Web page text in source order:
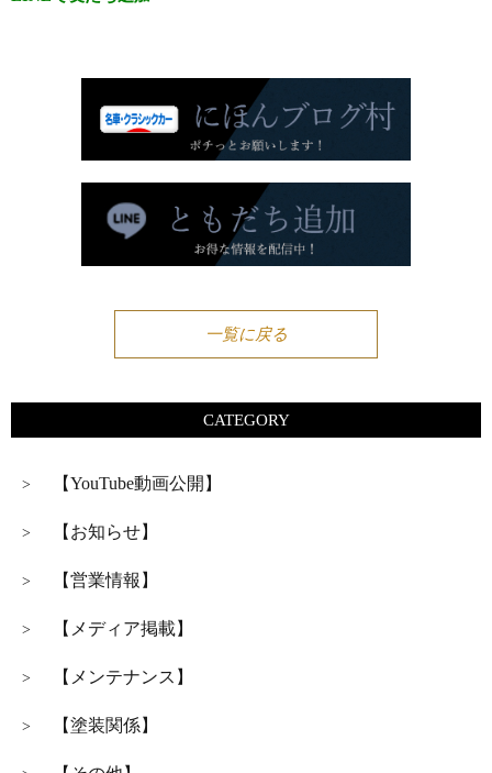
一覧に戻る
CATEGORY
> 【YouTube動画公開】
> 【お知らせ】
> 【営業情報】
> 【メディア掲載】
> 【メンテナンス】
> 【塗装関係】